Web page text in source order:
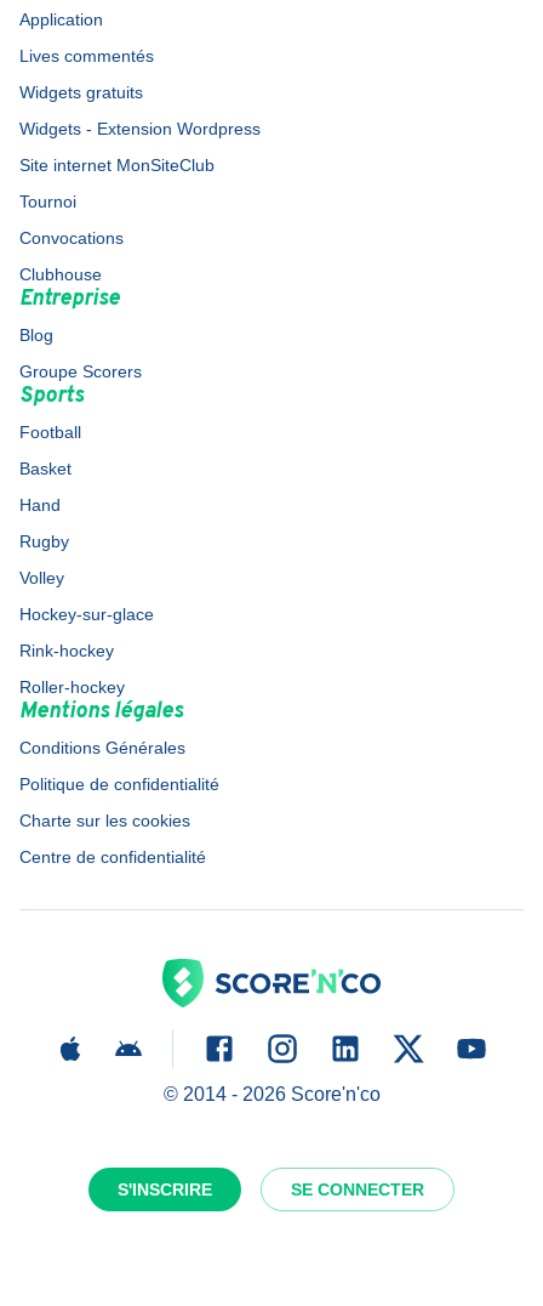
S'INSCRIRE SE CONNECTER
Application
Lives commentés
Widgets gratuits
Widgets - Extension Wordpress
Site internet MonSiteClub
Tournoi
Convocations
Clubhouse
Entreprise
Blog
Groupe Scorers
Sports
Football
Basket
Hand
Rugby
Volley
Hockey-sur-glace
Rink-hockey
Roller-hockey
Mentions légales
Conditions Générales
Politique de confidentialité
Charte sur les cookies
Centre de confidentialité
© 2014 - 2026Score'n'co